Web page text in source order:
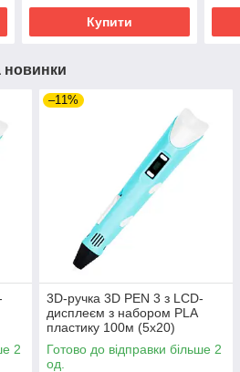
Купити
новинки
2
–11%
3D-ручка 3D PEN 3 з LCD-
дисплеєм з набором PLA
пластику 100м (5х20)
Блакитний
Готово до відправки більше 2
од.